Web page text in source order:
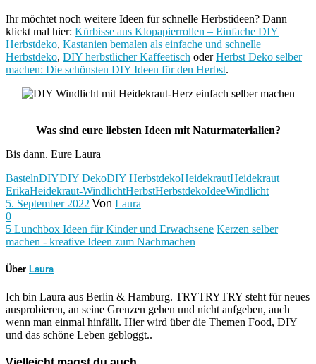
Ihr möchtet noch weitere Ideen für schnelle Herbstideen? Dann
klickt mal hier: Kürbisse aus Klopapierrollen – Einfache DIY
Herbstdeko, Kastanien bemalen als einfache und schnelle
Herbstdeko, DIY herbstlicher Kaffeetisch oderHerbst Deko selber
machen: Die schönsten DIY Ideen für den Herbst.
Was sind eure liebsten Ideen mit Naturmaterialien?
Bis dann. Eure Laura
BastelnDIYDIY DekoDIY HerbstdekoHeidekrautHeidekraut
ErikaHeidekraut-WindlichtHerbstHerbstdekoIdeeWindlicht
5. September 2022 Von Laura
0
5 Lunchbox Ideen für Kinder und Erwachsene Kerzen selber
machen - kreative Ideen zum Nachmachen
Über Laura
Ich bin Laura aus Berlin & Hamburg. TRYTRYTRY steht für neues
ausprobieren, an seine Grenzen gehen und nicht aufgeben, auch
wenn man einmal hinfällt. Hier wird über die Themen Food, DIY
und das schöne Leben gebloggt..